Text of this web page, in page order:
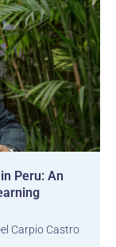
Peru: An
Carpio Castro